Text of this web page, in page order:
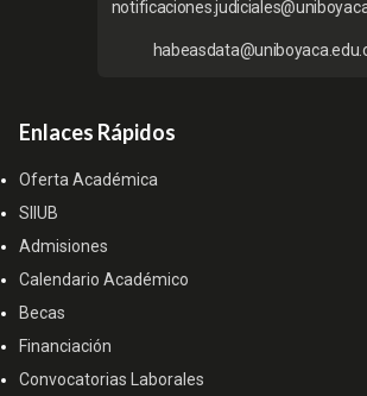
Enlaces Rápidos
Oferta Académica
SIIUB
Admisiones
Calendario Académico
Becas
Financiación
Convocatorias Laborales